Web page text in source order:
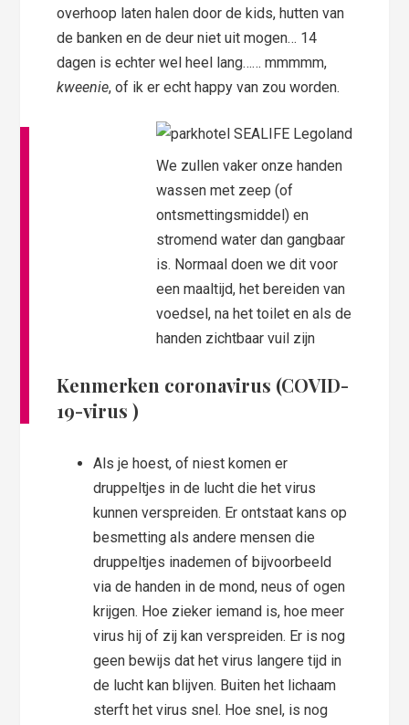
overhoop laten halen door de kids, hutten van
de banken en de deur niet uit mogen… 14
dagen is echter wel heel lang…… mmmmm,
kweenie, of ik er echt happy van zou worden.
We zullen vaker onze handen
wassen met zeep (of
ontsmettingsmiddel) en
stromend water dan gangbaar
is. Normaal doen we dit voor
een maaltijd, het bereiden van
voedsel, na het toilet en als de
handen zichtbaar vuil zijn
Kenmerken coronavirus (COVID-
19-virus )
Als je hoest, of niest komen er
druppeltjes in de lucht die het virus
kunnen verspreiden. Er ontstaat kans op
besmetting als andere mensen die
druppeltjes inademen of bijvoorbeeld
via de handen in de mond, neus of ogen
krijgen. Hoe zieker iemand is, hoe meer
virus hij of zij kan verspreiden. Er is nog
geen bewijs dat het virus langere tijd in
de lucht kan blijven. Buiten het lichaam
sterft het virus snel. Hoe snel, is nog